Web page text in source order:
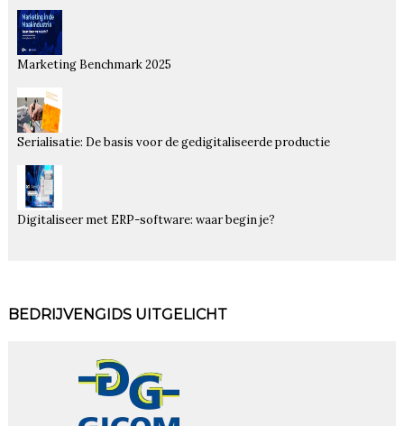
Marketing Benchmark 2025
Serialisatie: De basis voor de gedigitaliseerde productie
Digitaliseer met ERP-software: waar begin je?
BEDRIJVENGIDS UITGELICHT